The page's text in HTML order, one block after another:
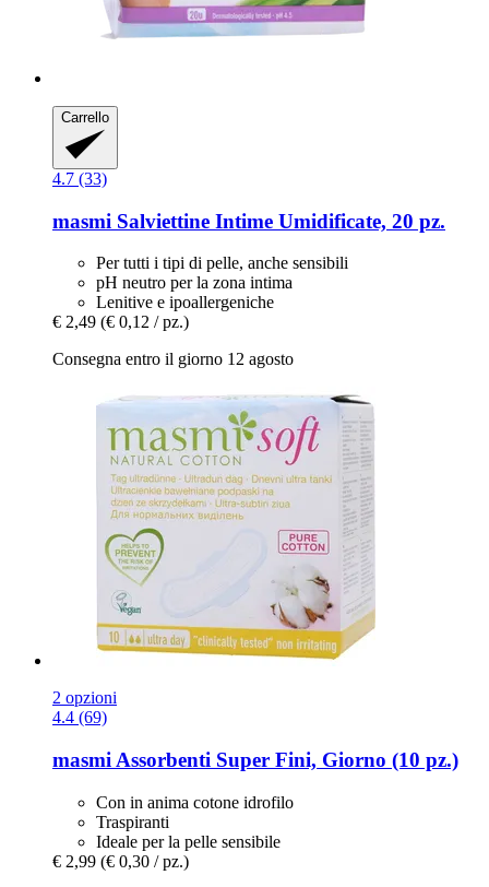
Carrello
4.7 (33)
masmi Salviettine Intime Umidificate, 20 pz.
Per tutti i tipi di pelle, anche sensibili
pH neutro per la zona intima
Lenitive e ipoallergeniche
€ 2,49 (€ 0,12 / pz.)
Consegna entro il giorno 12 agosto
2 opzioni
4.4 (69)
masmi Assorbenti Super Fini, Giorno (10 pz.)
Con in anima cotone idrofilo
Traspiranti
Ideale per la pelle sensibile
€ 2,99 (€ 0,30 / pz.)